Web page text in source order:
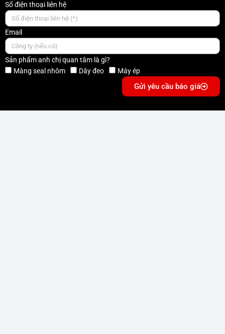
Số điện thoại liên hệ
Email
Sản phẩm anh chị quan tâm là gì?
Màng seal nhôm
Dây đeo Máy ép
Gửi yêu cầu báo giá